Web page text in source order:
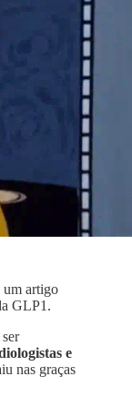
um artigo
GLP1.
e
nas graças